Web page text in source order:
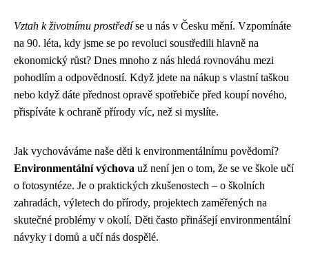
Vztah k životnímu prostředíse u nás v Česku mění. Vzpomínáte
na 90. léta, kdy jsme se po revoluci soustředili hlavně na
ekonomický růst? Dnes mnoho z nás hledá rovnováhu mezi
pohodlím a odpovědností. Když jdete na nákup s vlastní taškou
nebo když dáte přednost opravě spotřebiče před koupí nového,
přispíváte k ochraně přírody víc, než si myslíte.
Jak vychováváme naše děti k environmentálnímu povědomí?
Environmentální výchova už není jen o tom, že se ve škole učí
o fotosyntéze. Je o praktických zkušenostech – o školních
zahradách, výletech do přírody, projektech zaměřených na
skutečné problémy v okolí. Děti často přinášejí environmentální
návyky i domů a učí nás dospělé.